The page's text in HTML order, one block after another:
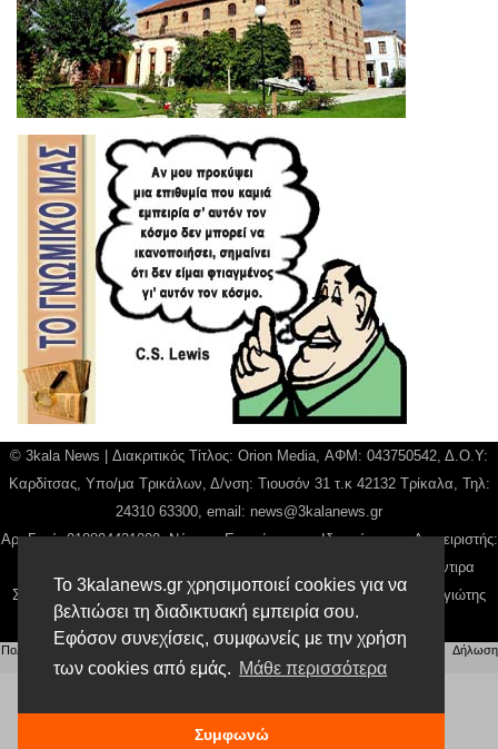
Το 3kalanews.gr χρησιμοποιεί cookies για να
βελτιώσει τη διαδικτυακή εμπειρία σου.
Εφόσον συνεχίσεις, συμφωνείς με την χρήση
των cookies από εμάς. Μάθε περισσότερα
Συμφωνώ
© 3kala News | Διακριτικός Τίτλος: Orion Media, ΑΦΜ: 043750542, Δ.Ο.Υ:
Καρδίτσας, Υπο/μα Τρικάλων, Δ/νση: Τιουσόν 31 τ.κ 42132 Τρίκαλα, Τηλ:
24310 63300, email: news@3kalanews.gr
Αρ. Γεμή: 018804431000, Νόμιμος Εκπρόσωπος, Ιδιοκτήτης και Διαχειριστής:
Παναγιώτης Φιλίππου, Διευθύντρια: Γιαννουσά Βασιλική, Διευθύντιρα
Σύνταξης: Μπαλαμπάνη Βασιλική. Δικαιούχος domain name Παναγιώτης
Φιλίππου
Πολιτική απορρήτου Αίτηση Διαχείρισης Προσωπικών Δεδομένων |Όροι χρήσης
Δήλωση
Συμμόρφωσης